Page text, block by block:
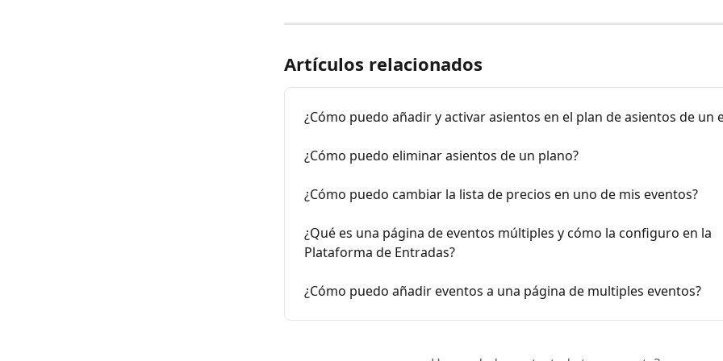
Artículos relacionados
¿Cómo puedo añadir y activar asientos en el plan de asientos de un
¿Cómo puedo eliminar asientos de un plano?
¿Cómo puedo cambiar la lista de precios en uno de mis eventos?
¿Qué es una página de eventos múltiples y cómo la configuro en la
Plataforma de Entradas?
¿Cómo puedo añadir eventos a una página de multiples eventos?